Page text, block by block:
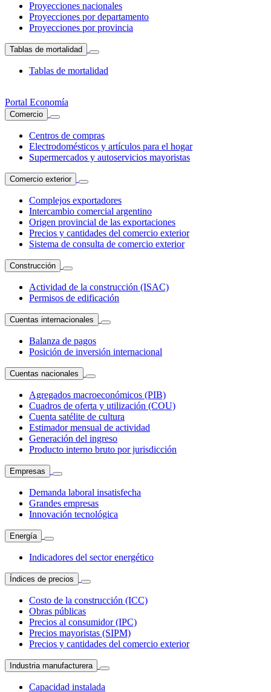
Proyecciones nacionales
Proyecciones por departamento
Proyecciones por provincia
Tablas de mortalidad
Tablas de mortalidad
Portal Economía
Comercio
Centros de compras
Electrodomésticos y artículos para el hogar
Supermercados y autoservicios mayoristas
Comercio exterior
Complejos exportadores
Intercambio comercial argentino
Origen provincial de las exportaciones
Precios y cantidades del comercio exterior
Sistema de consulta de comercio exterior
Construcción
Actividad de la construcción (ISAC)
Permisos de edificación
Cuentas internacionales
Balanza de pagos
Posición de inversión internacional
Cuentas nacionales
Agregados macroeconómicos (PIB)
Cuadros de oferta y utilización (COU)
Cuenta satélite de cultura
Estimador mensual de actividad
Generación del ingreso
Producto interno bruto por jurisdicción
Empresas
Demanda laboral insatisfecha
Grandes empresas
Innovación tecnológica
Energía
Indicadores del sector energético
Índices de precios
Costo de la construcción (ICC)
Obras públicas
Precios al consumidor (IPC)
Precios mayoristas (SIPM)
Precios y cantidades del comercio exterior
Industria manufacturera
Capacidad instalada